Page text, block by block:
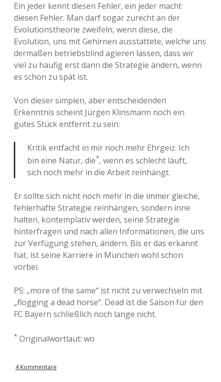
Ein jeder kennt diesen Fehler, ein jeder macht
diesen Fehler. Man darf sogar zurecht an der
Evolutionstheorie zweifeln, wenn diese, die
Evolution, uns mit Gehirnen ausstattete, welche uns
dermaßen betriebsblind agieren lassen, dass wir
viel zu häufig erst dann die Strategie ändern, wenn
es schon zu spät ist.
Von dieser simplen, aber entscheidenden
Erkenntnis scheint Jürgen Klinsmann noch ein
gutes Stück entfernt zu sein:
Kritik entfacht in mir noch mehr Ehrgeiz. Ich
bin eine Natur, die*, wenn es schlecht läuft,
sich noch mehr in die Arbeit reinhängt.
Er sollte sich nicht noch mehr in die immer gleiche,
fehlerhafte Strategie reinhängen, sondern inne
halten, kontemplativ werden, seine Strategie
hinterfragen und nach allen Informationen, die uns
zur Verfügung stehen, ändern. Bis er das erkannt
hat, ist seine Karriere in München wohl schon
vorbei.
PS: „more of the same“ ist nicht zu verwechseln mit
„flogging a dead horse“. Dead ist die Saison für den
FC Bayern schließlich noch lange nicht.
* Originalwortlaut: wo
4 Kommentare